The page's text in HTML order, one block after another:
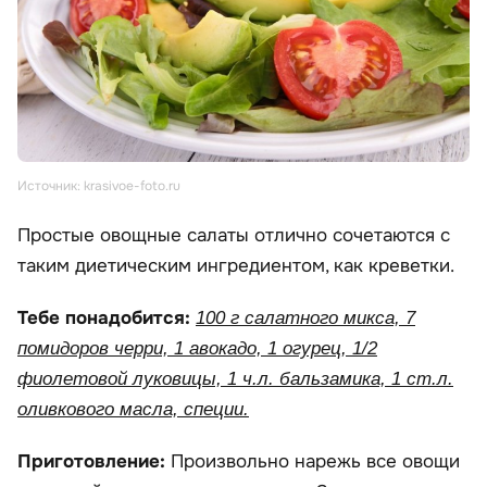
Источник: krasivoe-foto.ru
Простые овощные салаты отлично сочетаются с
таким диетическим ингредиентом, как креветки.
Тебе понадобится: 100 г салатного микса, 7
помидоров черри, 1 авокадо, 1 огурец, 1/2
фиолетовой луковицы, 1 ч.л. бальзамика, 1 ст.л.
оливкового масла, специи.
Приготовление: Произвольно нарежь все овощи